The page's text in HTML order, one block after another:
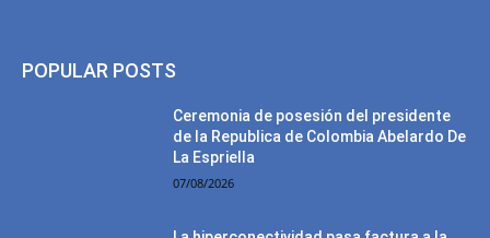
POPULAR POSTS
Ceremonia de posesión del presidente
de la Republica de Colombia Abelardo De
La Espriella
07/08/2026